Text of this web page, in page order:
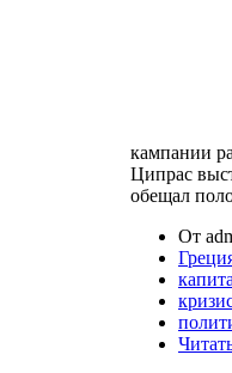
кампании
Ципрас
обещал
От